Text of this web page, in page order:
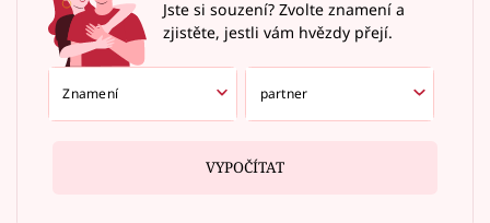
Jste si souzení? Zvolte znamení a
zjistěte, jestli vám hvězdy přejí.
VYPOČÍTAT